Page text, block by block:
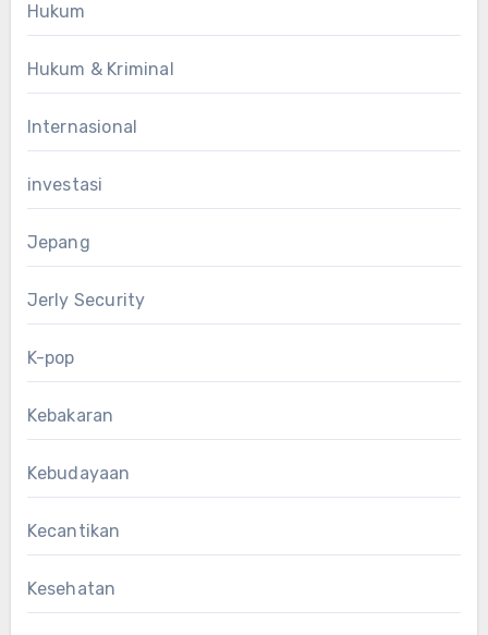
Hukum
Hukum & Kriminal
Internasional
investasi
Jepang
Jerly Security
K-pop
Kebakaran
Kebudayaan
Kecantikan
Kesehatan